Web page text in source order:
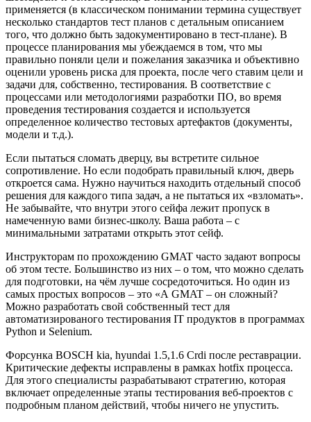
применяется (в классическом понимании термина существует
несколько стандартов тест планов с детальным описанием
того, что должно быть задокументировано в тест-плане). В
процессе планирования мы убеждаемся в том, что мы
правильно поняли цели и пожелания заказчика и объективно
оценили уровень риска для проекта, после чего ставим цели и
задачи для, собственно, тестирования. В соответствие с
процессами или методологиями разработки ПО, во время
проведения тестирования создается и используется
определенное количество тестовых артефактов (документы,
модели и т.д.).
Если пытаться сломать дверцу, вы встретите сильное
сопротивление. Но если подобрать правильный ключ, дверь
откроется сама. Нужно научиться находить отдельный способ
решения для каждого типа задач, а не пытаться их «взломать».
Не забывайте, что внутри этого сейфа лежит пропуск в
намеченную вами бизнес-школу. Ваша работа – с
минимальными затратами открыть этот сейф.
Инструкторам по прохождению GMAT часто задают вопросы
об этом тесте. Большинство из них – о том, что можно сделать
для подготовки, на чём лучше сосредоточиться. Но один из
самых простых вопросов – это «А GMAT – он сложный?
Можно разработать свой собственный тест для
автоматизированого тестирования IT продуктов в программах
Python и Selenium.
Форсунка BOSCH kia, hyundai 1.5,1.6 Crdi после реставрации.
Критические дефекты исправлены в рамках hotfix процесса.
Для этого специалисты разрабатывают стратегию, которая
включает определенные этапы тестирования веб-проектов с
подробным планом действий, чтобы ничего не упустить.